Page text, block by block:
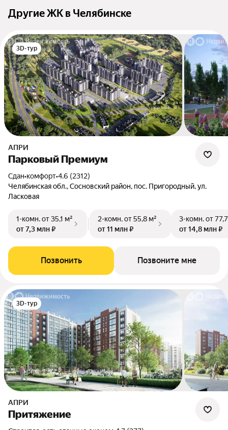
Другие ЖК в Челябинске
3D-тур
АПРИ
Парковый Премиум
Сдан•комфорт•4.6 (2312)
Челябинская обл., Сосновский район, пос. Пригородный, ул.
Ласковая
1-комн.от 35,1 м²
от 7,3 млн ₽
2-комн.от 55,8 м²
от 11 млн ₽
3-комн.от
от 14,8 млн ₽
Позвонить Позвоните мне
3D-тур
АПРИ
Притяжение